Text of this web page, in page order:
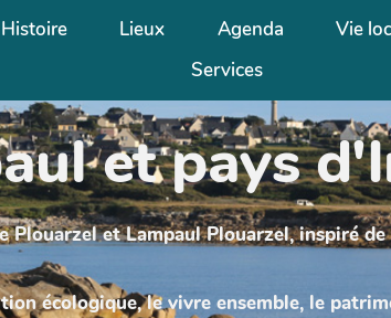
Histoire Lieux Agenda Vie
Services
et pays
Plouarzel et Lampaul Plouarzel, inspiré de
écologique, le vivre ensemble, le